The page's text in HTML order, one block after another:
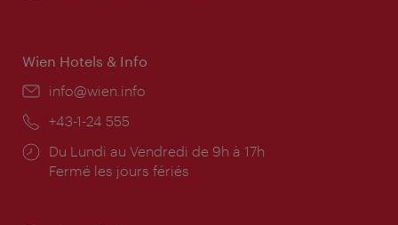
Wien Hotels & Info
E-
info@wien.info
Téléphone:
+43-1-24 555
Horaires
d'ouverture:
Du Lundi au Vendredi de 9h à 17h
Fermé les jours fériés